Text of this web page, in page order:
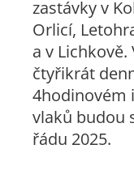
zastávky v
Orlicí,
a v
čtyřikrát
4hodinovém
vlaků budou
řádu 2025.